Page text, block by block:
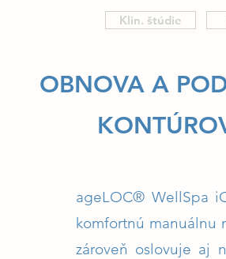
Klin. štúdie
OBNOVA A
ageLOC® WellSpa
komfortnú manuálnu
zároveň oslovuje aj